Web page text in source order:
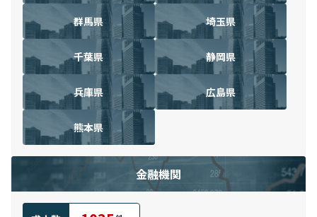
群馬県 埼玉県
千葉県 静岡県
兵庫県 広島県
熊本県
金融機関